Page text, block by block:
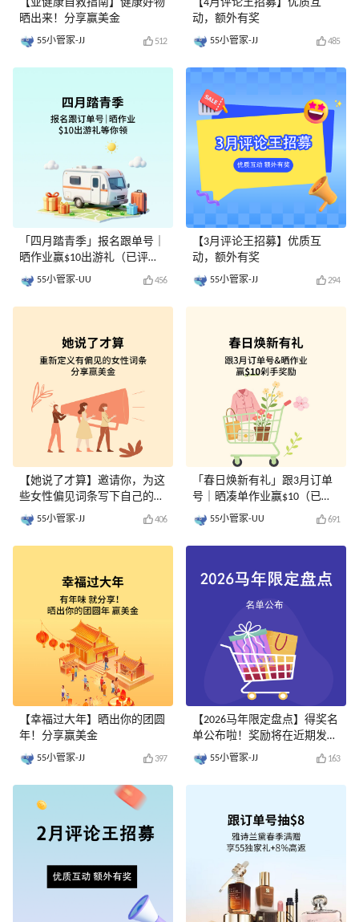
【亚健康自救指南】健康好物
晒出来！分享赢美金
55小管家-JJ 512
「四月踏青季」报名跟单号｜
晒作业赢$10出游礼（已评
奖）55小管家-UU 456
【她说了才算】邀请你，为这
些女性偏见词条写下自己的注
释！55小管家-JJ 406
【幸福过大年】晒出你的团圆
年！分享赢美金
55小管家-JJ 397
【4月评论王招募】优质互
动，额外有奖
55小管家-JJ 485
【3月评论王招募】优质互
动，额外有奖
55小管家-JJ 294
「春日焕新有礼」跟3月订单
号｜晒凑单作业赢$10（已评
奖）55小管家-UU 691
【2026马年限定盘点】得奖名
单公布啦！奖励将在近期发
放......55小管家-JJ 163